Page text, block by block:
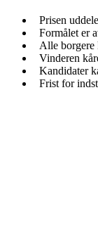
Prisen
Formålet er
Alle borgere
Vinderen
Kandidater
Frist for